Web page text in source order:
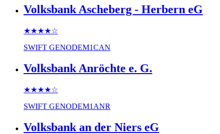
Volksbank Ascheberg - Herbern eG
★★★★☆
SWIFT GENODEM1CAN
Volksbank Anröchte e. G.
★★★★☆
SWIFT GENODEM1ANR
Volksbank an der Niers eG